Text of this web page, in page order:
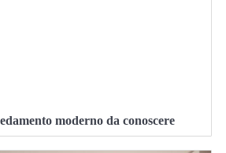
moderno da conoscere